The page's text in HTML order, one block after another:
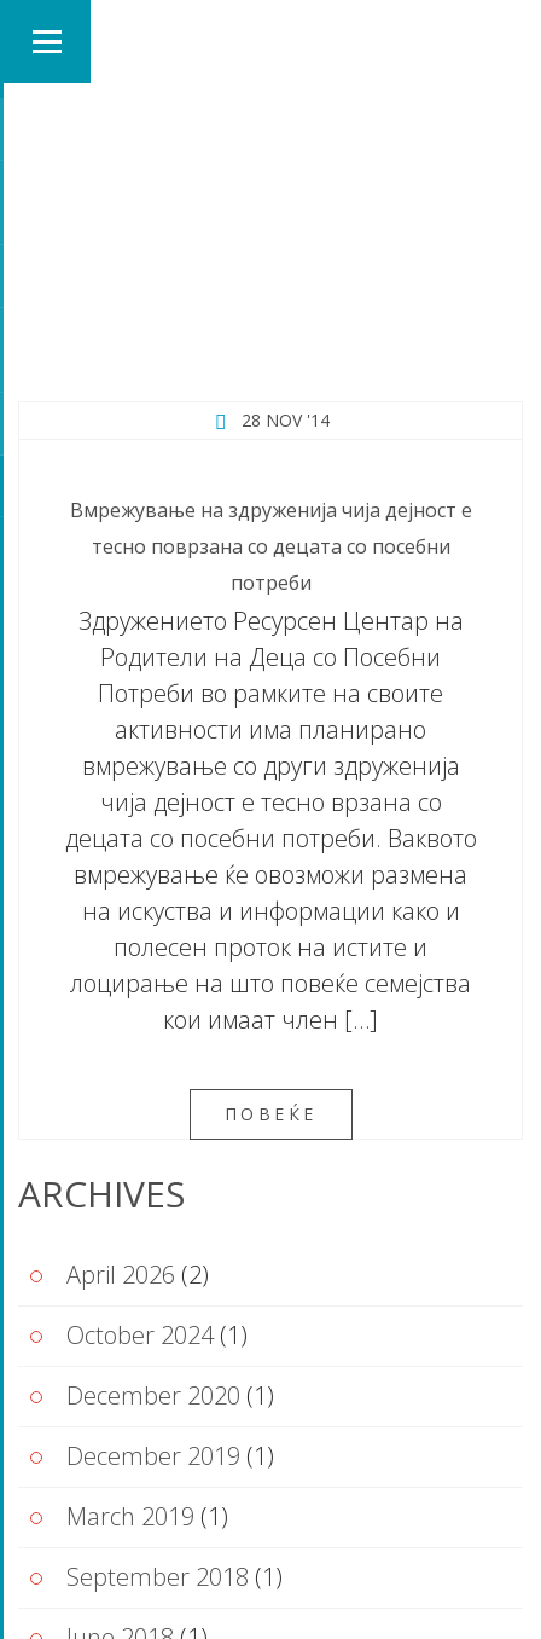
28 NOV '14
Вмрежување на здруженија чија дејност е
тесно поврзана со децата со посебни
потреби
Здружението Ресурсен Центар на
Родители на Деца со Посебни
Потреби во рамките на своите
активности има планирано
вмрежување со други здруженија
чија дејност е тесно врзана со
децата со посебни потреби. Ваквото
вмрежување ќе овозможи размена
на искуства и информации како и
полесен проток на истите и
лоцирање на што повеќе семејства
кои имаат член […]
ПОВЕЌЕ
ARCHIVES
April 2026 (2)
October 2024(1)
December 2020 (1)
December 2019 (1)
March 2019 (1)
September 2018 (1)